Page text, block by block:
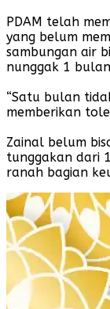
PDAM telah
yang belum
sambungan air
nunggak 1
“Satu bulan
memberikan
Zainal belum
tunggakan dari
ranah bagian